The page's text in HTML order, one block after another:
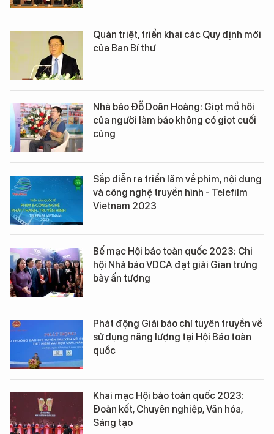
Quán triệt, triển khai các Quy định mới
của Ban Bí thư
Nhà báo Đỗ Doãn Hoàng: Giọt mồ hôi
của người làm báo không có giọt cuối
cùng
Sắp diễn ra triển lãm về phim, nội dung
và công nghệ truyền hình - Telefilm
Vietnam 2023
Bế mạc Hội báo toàn quốc 2023: Chi
hội Nhà báo VDCA đạt giải Gian trưng
bày ấn tượng
Phát động Giải báo chí tuyên truyền về
sử dụng năng lượng tại Hội Báo toàn
quốc
Khai mạc Hội báo toàn quốc 2023:
Đoàn kết, Chuyên nghiệp, Văn hóa,
Sáng tạo